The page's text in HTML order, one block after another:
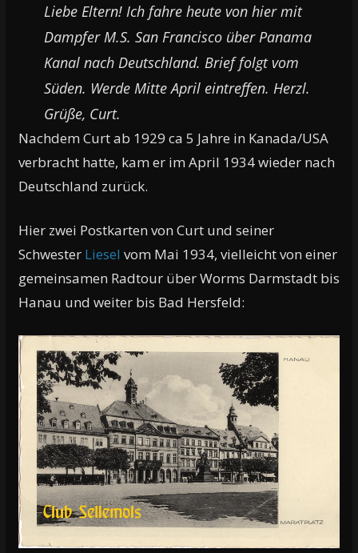
Liebe Eltern! Ich fahre heute von hier mit
Dampfer M.S. San Francisco über Panama
Kanal nach Deutschland. Brief folgt vom
Süden. Werde Mitte April eintreffen. Herzl.
Grüße, Curt.
Nachdem Curt ab 1929 ca 5 Jahre in Kanada/USA
verbracht hatte, kam er im April 1934 wieder nach
Deutschland zurück.
Hier zwei Postkarten von Curt und seiner
Schwester Liesel vom Mai 1934, vielleicht von einer
gemeinsamen Radtour über Worms Darmstadt bis
Hanau und weiter bis Bad Hersfeld: